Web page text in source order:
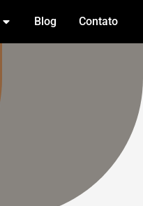
Blog Contato